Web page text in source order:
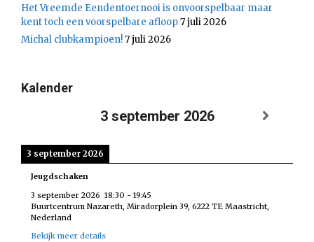
Het Vreemde Eendentoernooi is onvoorspelbaar maar
kent toch een voorspelbare afloop7 juli 2026
Michal clubkampioen!7 juli 2026
Kalender
3 september 2026
3 september 2026
Jeugdschaken
3 september 2026 18:30 - 19:45
Buurtcentrum Nazareth, Miradorplein 39, 6222 TE Maastricht,
Nederland
Bekijk meer details